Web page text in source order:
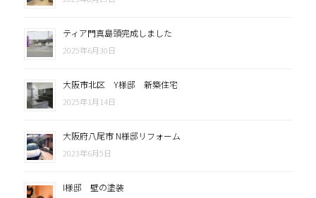
ティア門真島頭完成しました
2025年6月30日
大阪市北区 Y様邸 新築住宅
2025年1月14日
大阪府八尾市 N様邸リフォーム
2023年6月5日
I様邸 壁の塗装